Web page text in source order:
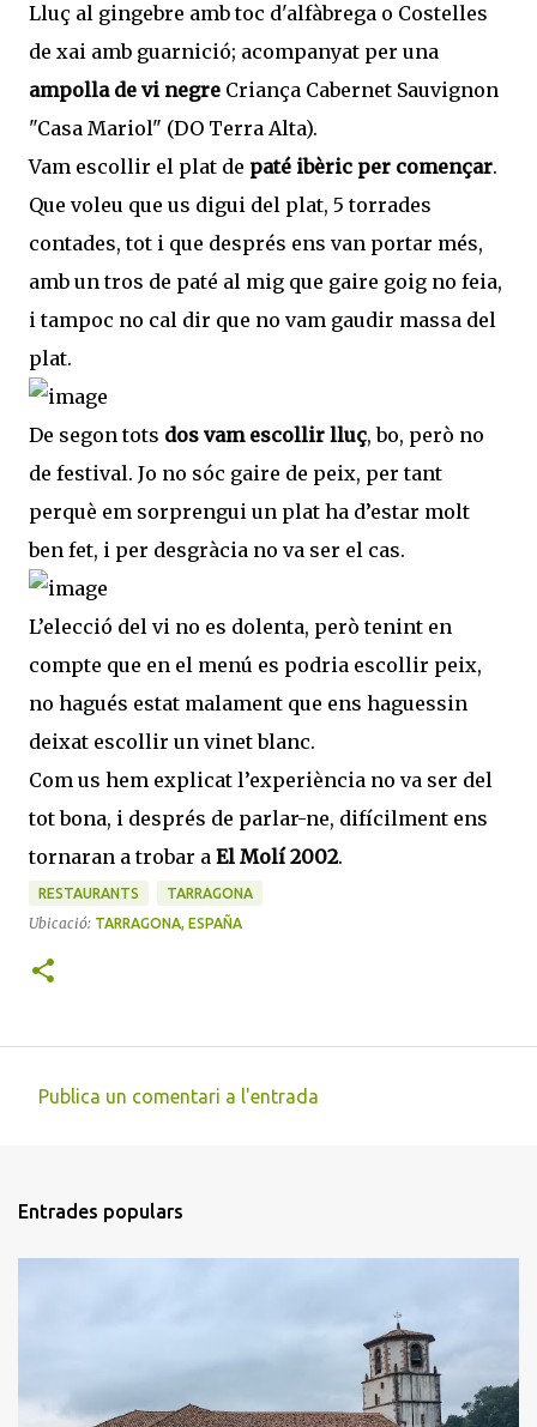
Lluç al gingebre amb toc d'alfàbrega o Costelles
de xai amb guarnició; acompanyat per una
ampolla de vi negre Criança Cabernet Sauvignon
"Casa Mariol" (DO Terra Alta).
Vam escollir el plat de paté ibèric per començar.
Que voleu que us digui del plat, 5 torrades
contades, tot i que després ens van portar més,
amb un tros de paté al mig que gaire goig no feia,
i tampoc no cal dir que no vam gaudir massa del
plat.
De segon tots dos vam escollir lluç, bo, però no
de festival. Jo no sóc gaire de peix, per tant
perquè em sorprengui un plat ha d’estar molt
ben fet, i per desgràcia no va ser el cas.
L’elecció del vi no es dolenta, però tenint en
compte que en el menú es podria escollir peix,
no hagués estat malament que ens haguessin
deixat escollir un vinet blanc.
Com us hem explicat l’experiència no va ser del
tot bona, i després de parlar-ne, difícilment ens
tornaran a trobar a El Molí 2002.
RESTAURANTS TARRAGONA
Ubicació: TARRAGONA, ESPAÑA
e
n
Publica un comentari a l'entrada
Entrades populars